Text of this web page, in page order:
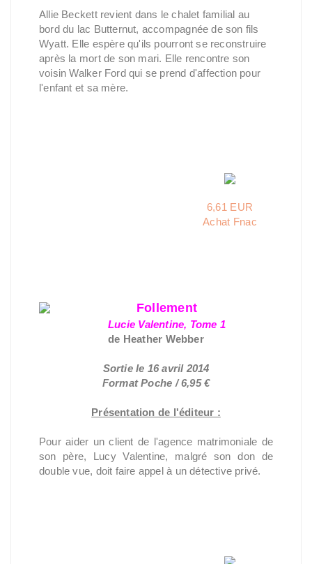
Allie Beckett revient dans le chalet familial au
bord du lac Butternut, accompagnée de son fils
Wyatt. Elle espère qu'ils pourront se reconstruire
après la mort de son mari. Elle rencontre son
voisin Walker Ford qui se prend d'affection pour
l'enfant et sa mère.
6,61 EUR
Achat Fnac
Follement
Lucie Valentine, Tome 1
de Heather Webber
Sortie le 16 avril 2014
Format Poche / 6,95 €
Présentation de l'éditeur :
Pour aider un client de l'agence matrimoniale de
son père, Lucy Valentine, malgré son don de
double vue, doit faire appel à un détective privé.